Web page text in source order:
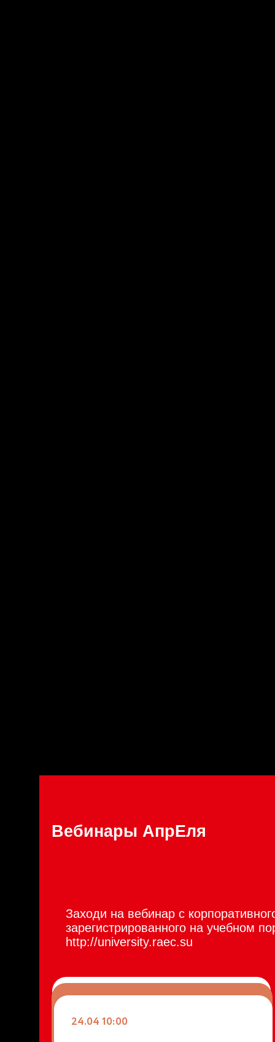
Заходи на вебинар с
зарегистрированного на учебном
http://university.raec.su
Вебинары АпрЕля
10.04 10:00
24.04 10:00